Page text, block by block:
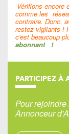
Vérifions encore
comme les
contraire. Donc,
restez vigilants !
c'est beaucoup
abonnant !
PARTICIPEZ À
Pour
Annonceur